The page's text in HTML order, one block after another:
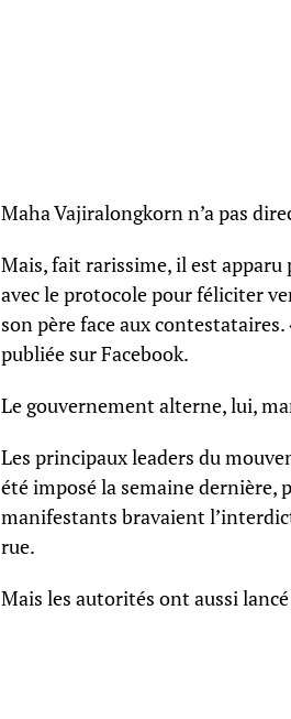
Maha Vajiralongkorn n’a pas
Mais, fait rarissime, il est
avec le protocole pour féliciter
son père face aux
publiée sur Facebook.
Le gouvernement alterne, lui,
Les principaux leaders du
été imposé la semaine dernière,
manifestants bravaient
rue.
Mais les autorités ont aussi